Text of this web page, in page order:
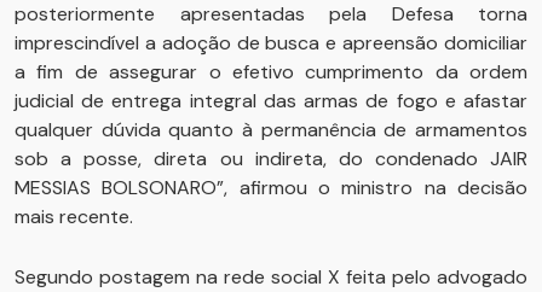
posteriormente apresentadas pela Defesa torna
imprescindível a adoção de busca e apreensão domiciliar
a fim de assegurar o efetivo cumprimento da ordem
judicial de entrega integral das armas de fogo e afastar
qualquer dúvida quanto à permanência de armamentos
sob a posse, direta ou indireta, do condenado JAIR
MESSIAS BOLSONARO”, afirmou o ministro na decisão
mais recente.
Segundo postagem na rede social X feita pelo advogado